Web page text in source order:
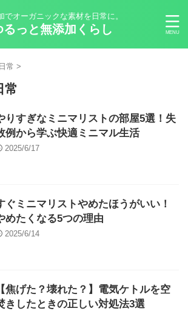
でオーガニックな素材を日常に。
るっと無添加くらし
常 >
常
りすぎなミニマリストの部屋5選！失
例から学ぶ快適ミニマル生活
2025/6/17
ぐミニマリストやめたほうがいい！
めたくなる5つの理由
2025/6/14
【焦げた？壊れた？】電気ケトルを空
きしたときの正しい対処法3選